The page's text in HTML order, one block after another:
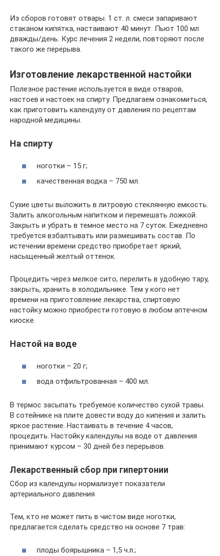
Из сборов готовят отвары. 1 ст. л. смеси запаривают
стаканом кипятка, настаивают 40 минут. Пьют 100 мл
дважды/день. Курс лечения 2 недели, повторяют после
такого же перерыва.
Изготовление лекарственной настойки
Полезное растение используется в виде отваров,
настоев и настоек на спирту. Предлагаем ознакомиться,
как приготовить календулу от давления по рецептам
народной медицины.
На спирту
ноготки – 15 г;
качественная водка – 750 мл.
Сухие цветы выложить в литровую стеклянную емкость.
Залить алкогольным напитком и перемешать ложкой.
Закрыть и убрать в темное место на 7 суток. Ежедневно
требуется взбалтывать или размешивать состав. По
истечении времени средство приобретает яркий,
насыщенный желтый оттенок.
Процедить через мелкое сито, перелить в удобную тару,
закрыть, хранить в холодильнике. Тем у кого нет
времени на приготовление лекарства, спиртовую
настойку можно приобрести готовую в любом аптечном
киоске.
Настой на воде
ноготки – 20 г;
вода отфильтрованная – 400 мл.
В термос засыпать требуемое количество сухой травы.
В сотейнике на плите довести воду до кипения и залить
яркое растение. Настаивать в течение 4 часов,
процедить. Настойку календулы на воде от давления
принимают курсом – 30 дней без перерывов.
Лекарственный сбор при гипертонии
Сбор из календулы нормализует показатели
артериального давления
Тем, кто не может пить в чистом виде ноготки,
предлагается сделать средство на основе 7 трав:
плоды боярышника – 1,5 ч.л.;